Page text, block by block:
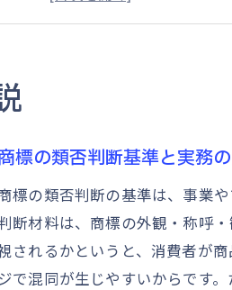
索を駆使した類似商標の効率的
断に活かす公式文書と判例の活
る商標リスク回避法
スク回避のための基本的アプロ
録前の検索と審査基準チェック
を踏まえた安全なネーミング戦
否判断判例を参考にリスクを低
標の類否判断基準と実務
標の類否判断の基準は、事業
断材料は、商標の外観・称呼
されるかというと、消費者が
で混同が生じやすいからです